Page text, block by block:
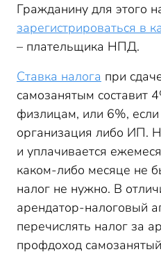
Гражданину для этого
зарегистрироваться в
– плательщика НПД.
Ставка налога при
самозанятым составит
физлицам, или 6%,
организация либо ИП.
и уплачивается
каком-либо месяце не
налог не нужно. В
арендатор-налоговый
перечислять налог за
профдоход